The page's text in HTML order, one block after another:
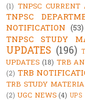
(1) TNPSC CURRENT
TNPSC
NOTIFICATION (53)
TNPSC STUDY
UPDATES (196)
UPDATES (18) TRB
(2) TRB
TRB STUDY
(2) UGC NEWS (4) UPS